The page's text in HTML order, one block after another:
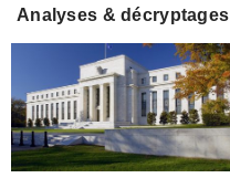
Analyses & décryptages